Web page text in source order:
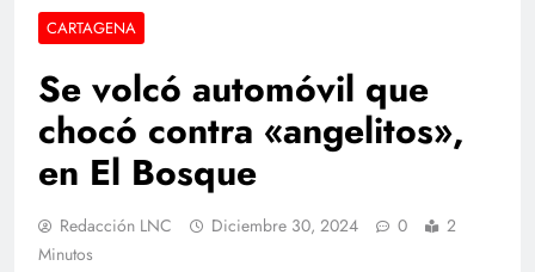
CARTAGENA
Se volcó automóvil que
chocó contra «angelitos»,
en El Bosque
Redacción LNC Diciembre 30, 2024 0
2
Minutos